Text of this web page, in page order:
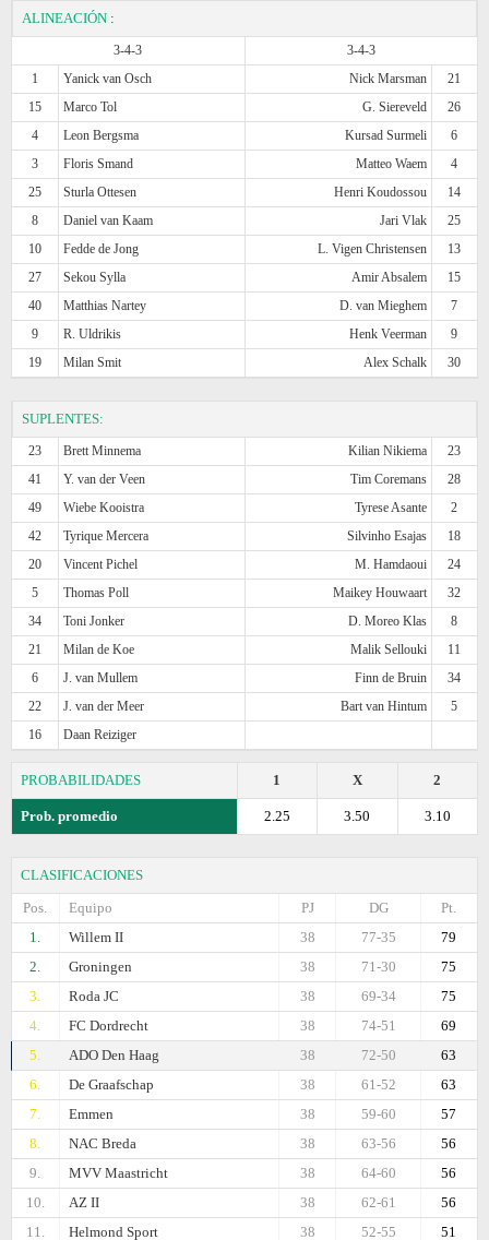
ALINEACIÓN :
3-4-3
3-4-3
1
Yanick van Osch Nick Marsman
21
15
Marco Tol G. Siereveld
26
4
Leon Bergsma Kursad Surmeli
6
3
Floris Smand Matteo Waem
4
25
Sturla Ottesen Henri Koudossou
14
8
Daniel van Kaam Jari Vlak
25
10
Fedde de Jong L. Vigen Christensen
13
27
Sekou Sylla Amir Absalem
15
40
Matthias Nartey D. van Mieghem
7
9
R. Uldrikis Henk Veerman
9
19
Milan Smit Alex Schalk 30
SUPLENTES:
23 Brett Minnema Kilian Nikiema
23
41
Y. van der Veen Tim Coremans
28
49
Wiebe Kooistra Tyrese Asante
2
42
Tyrique Mercera Silvinho Esajas
18
20
Vincent Pichel M. Hamdaoui
24
5
Thomas Poll Maikey Houwaart
32
34
Toni Jonker D. Moreo Klas
8
21
Milan de Koe Malik Sellouki
11
6
J. van Mullem Finn de Bruin
34
22
J. van der Meer Bart van Hintum
5
16
Daan Reiziger
PROBABILIDADES 2
X
1
Prob. promedio 3.10
3.50
2.25
CLASIFICACIONES
Pos.
Equipo Pt.
DG
PJ
1.
Willem II 79
77-35
38
2.
Groningen 75
71-30
38
3.
Roda JC 75
69-34
38
4.
FC Dordrecht 69
74-51
38
5.
ADO Den Haag 63
72-50
38
6.
De Graafschap 63
61-52
38
7.
Emmen 57
59-60
38
8.
NAC Breda 56
63-56
38
9.
MVV Maastricht 56
64-60
38
10.
AZ II 56
62-61
38
11.
Helmond Sport 51
52-55
38